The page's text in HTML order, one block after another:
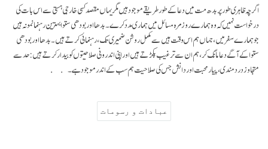
اگرچہ ظاہری طور پر بدھ مت میں دعا کے طور طریقے موجود ہیں مگر یہاں مقصد کسی خارجی ہستی سے اس بات کی
درخواست نہیں کہ وہ ہمارے روز مرہ مسائل میں ہماری مدد کرے۔ بدھا اور بودھی ستوا بہترین رہنما نمونہ ہیں
جو ہمارے سفر میں، جہاں ہم اس وقت ہیں سے مکمل روشن ضمیری تک، رہنمائی کرتے ہیں۔ بدھا اور بودھی
ستوا کے آگے دعا مانگ کر، ہم ان سے ترغیب پکڑتے ہیں اور اپنی اندرونی صلاحیتوں کو بیدار کرتے ہیں: حد سے
متجاوز درد مندی، پیار محبت اور دانش جس کی صلاحیت ہم سب کے اندر موجود ہے۔
عبادات و رسومات